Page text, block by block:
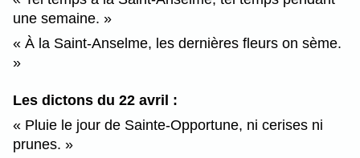
une semaine.
À la Saint-Anselme, les dernières fleurs on sème.
Les dictons du 22 avril :
Pluie le jour de Sainte-Opportune, ni cerises ni
prunes.